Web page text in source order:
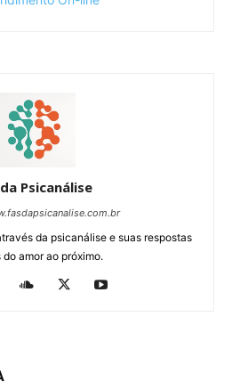
Psicanálise
da psicanálise e suas respostas
amor ao próximo.